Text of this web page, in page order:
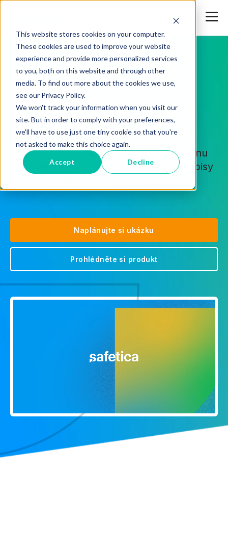
This website stores cookies on your computer.
These cookies are used to improve your website
experience and provide more personalized services
to you, both on this website and through other
media. To find out more about the cookies we use,
see our Privacy Policy.
We won't track your information when you visit our
site. But in order to comply with your preferences,
we'll have to use just one tiny cookie so that you're
not asked to make this choice again.
Accept Decline
Intelligent
Data Security.
Powered by AI.
AI platforma Safetica sjednocuje ochranu
dat, interní rizika, cloud i shodu s předpisy
Naplánujte si ukázku
Prohlédněte si produkt